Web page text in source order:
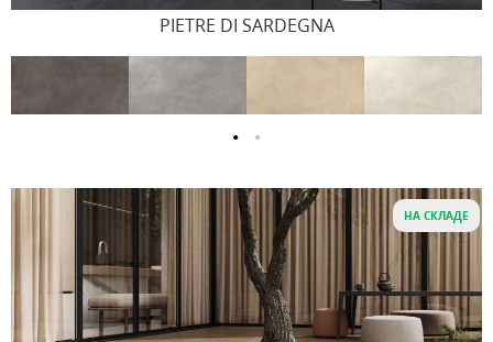
PIETRE DI SARDEGNA
НА СКЛАДЕ